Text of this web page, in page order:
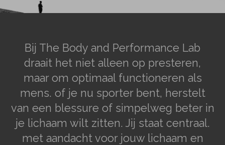
Bij The Body and Performance Lab
draait het niet alleen op presteren,
maar om optimaal functioneren als
mens. of je nu sporter bent, herstelt
van een blessure of simpelweg beter in
je lichaam wilt zitten. Jij staat centraal.
met aandacht voor jouw lichaam en